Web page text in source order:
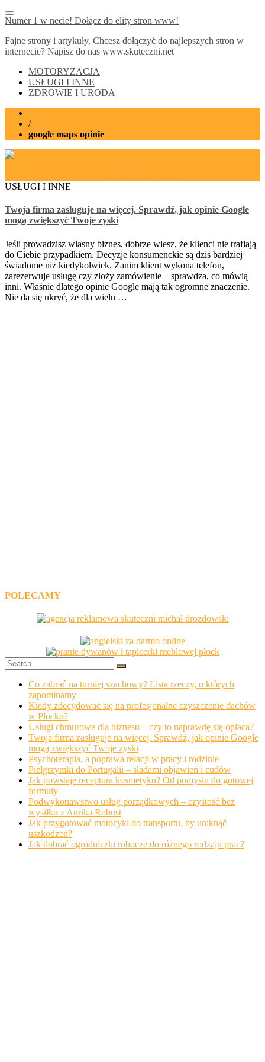
Numer 1 w necie! Dołącz do elity stron www!
Fajne strony i artykuły. Chcesz dołączyć do najlepszych stron w
internecie? Napisz do nas www.skuteczni.net
MOTORYZACJA
USŁUGI I INNE
ZDROWIE I URODA
/
google maps opinie
USŁUGI I INNE
Twoja firma zasługuje na więcej. Sprawdź, jak opinie Google
mogą zwiększyć Twoje zyski
Jeśli prowadzisz własny biznes, dobrze wiesz, że klienci nie trafiają
do Ciebie przypadkiem. Decyzje konsumenckie są dziś bardziej
świadome niż kiedykolwiek. Zanim klient wykona telefon,
zarezerwuje usługę czy złoży zamówienie – sprawdza, co mówią
inni. Właśnie dlatego opinie Google mają tak ogromne znaczenie.
Nie da się ukryć, że dla wielu …
POLECAMY
Co zabrać na turniej szachowy? Lista rzeczy, o których
zapominamy
Kiedy zdecydować się na profesjonalne czyszczenie dachów
w Płocku?
Usługi chmurowe dla biznesu – czy to naprawdę się opłaca?
Twoja firma zasługuje na więcej. Sprawdź, jak opinie Google
mogą zwiększyć Twoje zyski
Psychoterapia, a poprawa relacji w pracy i rodzinie
Pielgrzymki do Portugalii – śladami objawień i cudów
Jak powstaje receptura kosmetyku? Od pomysłu do gotowej
formuły
Podwykonawstwo usług porządkowych – czystość bez
wysiłku z Aurika Robust
Jak przygotować motocykl do transportu, by uniknąć
uszkodzeń?
Jak dobrać ogrodniczki robocze do różnego rodzaju prac?